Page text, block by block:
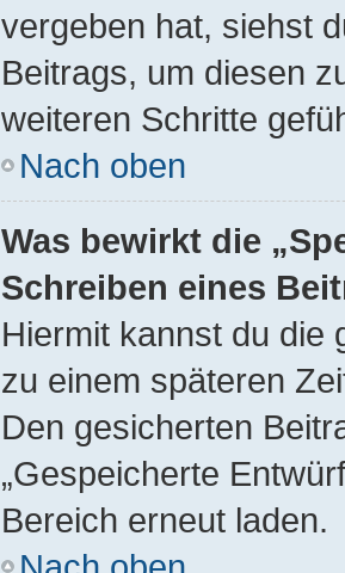
vergeben hat, siehst
Beitrags, um diesen
weiteren Schritte
Nach oben
Was bewirkt die
Schreiben eines
Hiermit kannst du die
zu einem späteren
Den gesicherten
„Gespeicherte
Bereich erneut laden.